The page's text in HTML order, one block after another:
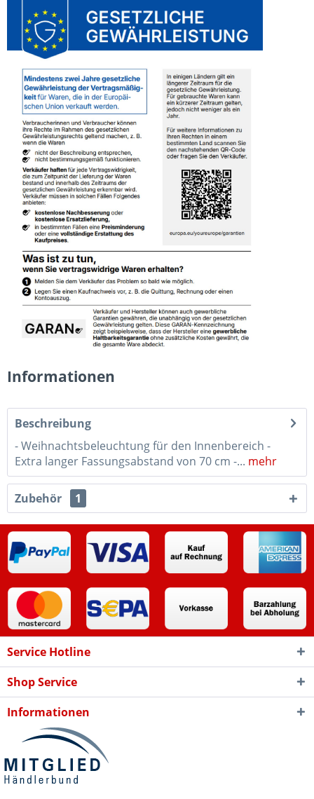
Informationen
Beschreibung
- Weihnachtsbeleuchtung für den Innenbereich -
Extra langer Fassungsabstand von 70 cm -... mehr
Zubehör 1
Service Hotline
Shop Service
Informationen